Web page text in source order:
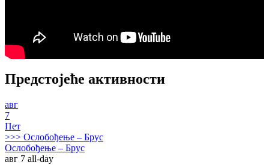
Предстојеће активности
авг
7
Пет
>>> Ослобођење – Брус
Ослобођење – Брус
авг 7 all-day